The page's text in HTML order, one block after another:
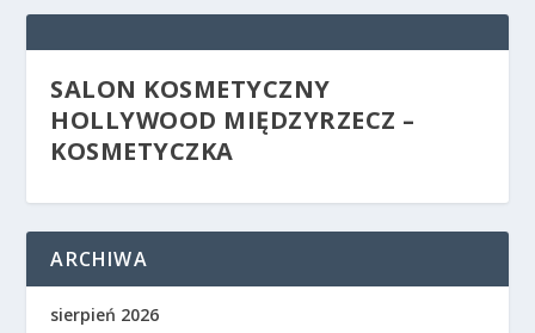
SALON KOSMETYCZNY
HOLLYWOOD MIĘDZYRZECZ –
KOSMETYCZKA
ARCHIWA
sierpień 2026